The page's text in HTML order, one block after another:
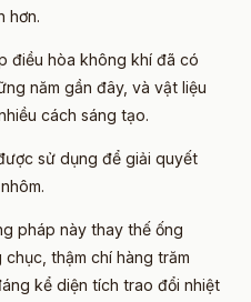
hơn.
điều hòa không khí đã có
năm gần đây, và vật liệu
cách sáng tạo.
sử dụng để giải quyết
pháp này thay thế ống
thậm chí hàng trăm
kể diện tích trao đổi nhiệt